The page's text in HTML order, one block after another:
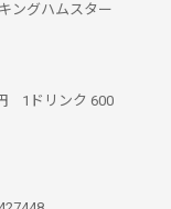
ングハムスター
1ドリンク 600